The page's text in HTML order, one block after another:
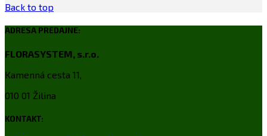
Back to top
ADRESA PREDAJNE:
FLORASYSTEM, s.r.o.
Kamenná cesta 11,
010 01 Žilina
KONTAKT: